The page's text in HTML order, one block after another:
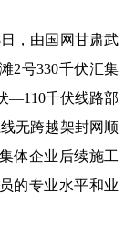
，由国网甘肃武
2号330千伏汇集
—110千伏线路部
无跨越架封网顺
体企业后续施工
的专业水平和业